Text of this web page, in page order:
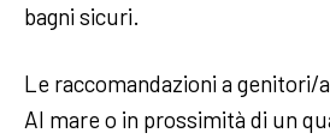
bagni sicuri.
Le raccomandazioni a genitori/
Al mare o in prossimità di un